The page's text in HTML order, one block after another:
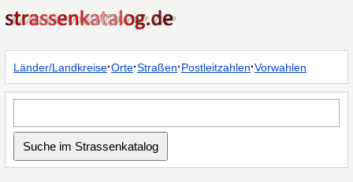
Länder/Landkreise·Orte·Straßen·Postleitzahlen·Vorwahlen